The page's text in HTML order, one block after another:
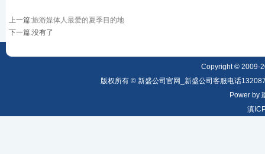
上一篇:旅游媒体人最爱的夏季目的地
下一篇:没有了
Copyright © 2009-
版权所有 © 新盛公司官网_新盛公司客服电话
Power by
滇